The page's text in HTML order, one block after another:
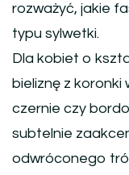
rozważyć, jakie
typu sylwetki.
Dla kobiet o
bieliznę z koronki
czernie czy
subtelnie
odwróconego